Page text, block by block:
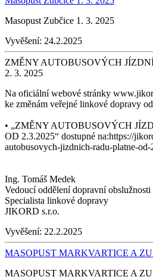
Masopust Zubčice 1. 3. 2025
Vyvěšení: 24.2.2025
ZMĚNY AUTOBUSOVÝCH
2. 3. 2025
Na oficiální webové stránky
ke změnám veřejné linkové dopravy
• „ZMĚNY AUTOBUSOVÝCH
OD 2.3.2025“ dostupné na:https://
autobusovych-jizdnich-radu-platne-
Ing. Tomáš Medek
Vedoucí oddělení dopravní obslužnosti
Specialista linkové dopravy
JIKORD s.r.o.
Vyvěšení: 22.2.2025
MASOPUST MARKVARTICE A
MASOPUST MARKVARTICE A